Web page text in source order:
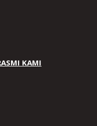
KAMI